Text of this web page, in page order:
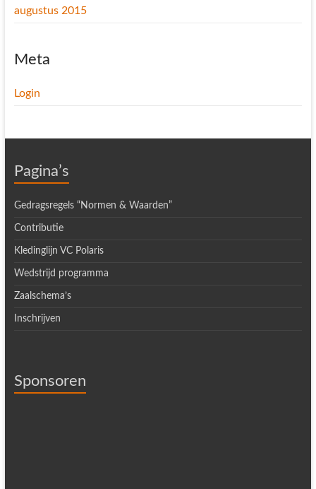
augustus 2015
Meta
Login
Pagina’s
Gedragsregels “Normen & Waarden”
Contributie
Kledinglijn VC Polaris
Wedstrijd programma
Zaalschema’s
Inschrijven
Sponsoren